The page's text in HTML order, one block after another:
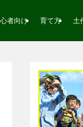
者向け 育て方 土